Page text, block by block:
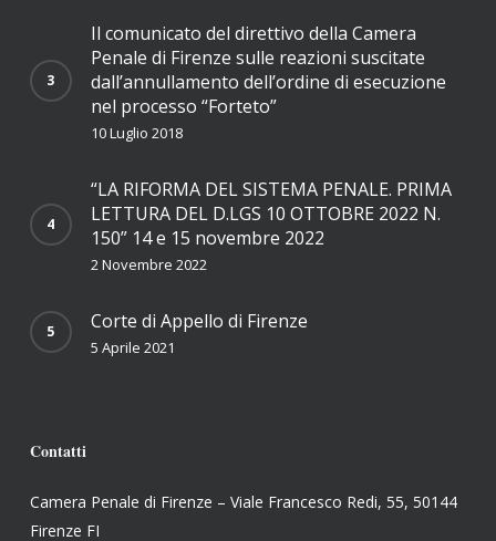
Il comunicato del direttivo della Camera
Penale di Firenze sulle reazioni suscitate
dall’annullamento dell’ordine di esecuzione
nel processo “Forteto”
10 Luglio 2018
“LA RIFORMA DEL SISTEMA PENALE. PRIMA
LETTURA DEL D.LGS 10 OTTOBRE 2022 N.
150” 14 e 15 novembre 2022
2 Novembre 2022
Corte di Appello di Firenze
5 Aprile 2021
Contatti
Camera Penale di Firenze – Viale Francesco Redi, 55, 50144
Firenze FI